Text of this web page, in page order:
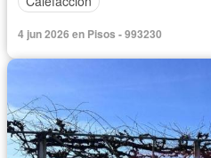
4 jun 2026 en Pisos - 993230